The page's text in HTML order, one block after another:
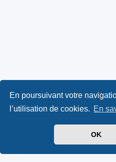
En poursuivant votre
l’utilisation de cookies. En
OK